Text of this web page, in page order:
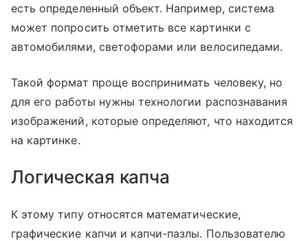
есть определенный объект. Например, система
может попросить отметить все картинки с
автомобилями, светофорами или велосипедами.
Такой формат проще воспринимать человеку, но
для его работы нужны технологии распознавания
изображений, которые определяют, что находится
на картинке.
Логическая капча
К этому типу относятся математические,
графические капчи и капчи-пазлы. Пользователю